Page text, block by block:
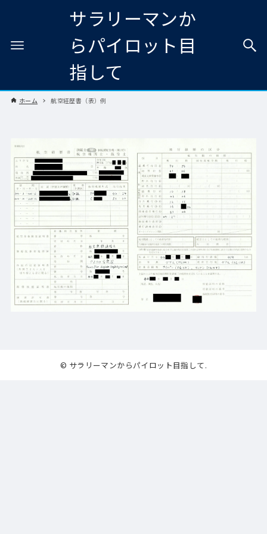
サラリーマンか
らパイロット目
指して
ホーム 航空経歴書（表）例
© サラリーマンからパイロット目指して.